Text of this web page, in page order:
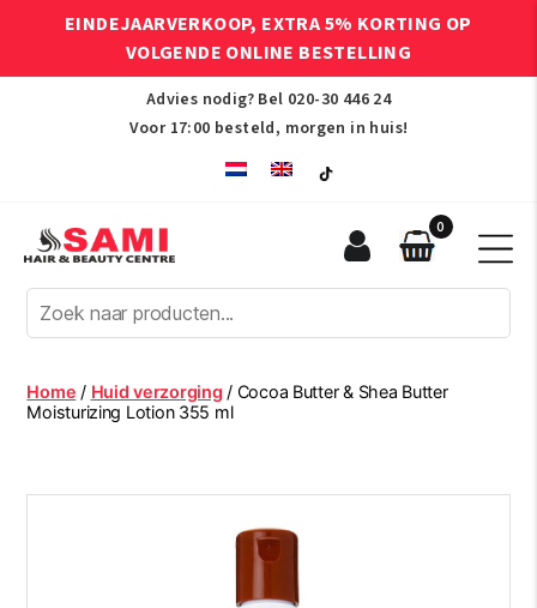
EINDEJAARVERKOOP, EXTRA 5% KORTING OP
VOLGENDE ONLINE BESTELLING
Advies nodig? Bel 020-30 446 24
Voor 17:00 besteld, morgen in huis!
Afro
Hair
Beauty
Centre
0
Home / Huid verzorging / Cocoa Butter & Shea Butter
Moisturizing Lotion 355 ml